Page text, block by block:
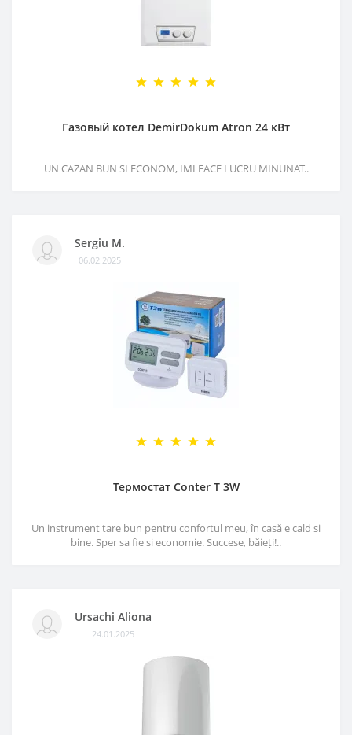
Газовый котел DemirDokum Atron 24 кВт
UN CAZAN BUN SI ECONOM, IMI FACE LUCRU MINUNAT..
Sergiu M.
06.02.2025
Термостат Conter T 3W
Un instrument tare bun pentru confortul meu, în casă e cald si
bine. Sper sa fie si economie. Succese, băieți!..
Ursachi Aliona
24.01.2025